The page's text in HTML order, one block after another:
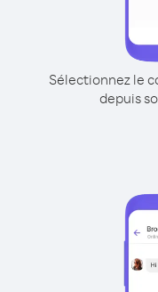
Sélectionnez le
depuis